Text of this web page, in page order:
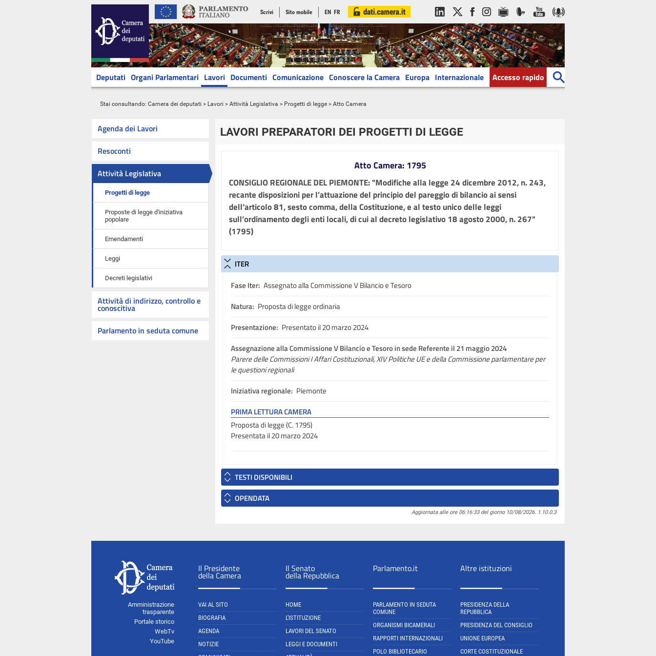
Scrivi Sito mobile EN FR
Deputati Organi Parlamentari Lavori Documenti Comunicazione Conoscere la Camera Europa Internazionale Accesso rapido
Stai consultando: Camera dei deputati > Lavori > Attività Legislativa > Progetti di legge > Atto Camera
Agenda dei Lavori
Resoconti
Attività Legislativa
Progetti di legge
Proposte di legge d'iniziativa
popolare
Emendamenti
Leggi
Decreti legislativi
Attività di indirizzo, controllo e
conoscitiva
Parlamento in seduta comune
LAVORI PREPARATORI DEI PROGETTI DI LEGGE
Atto Camera: 1795
CONSIGLIO REGIONALE DEL PIEMONTE: "Modifiche alla legge 24 dicembre 2012, n. 243,
recante disposizioni per l’attuazione del principio del pareggio di bilancio ai sensi
dell’articolo 81, sesto comma, della Costituzione, e al testo unico delle leggi
sull’ordinamento degli enti locali, di cui al decreto legislativo 18 agosto 2000, n. 267"
(1795)
ITER
Fase Iter: Assegnato alla Commissione V Bilancio e Tesoro
Natura: Proposta di legge ordinaria
Presentazione: Presentato il 20 marzo 2024
Assegnazionealla Commissione V Bilancio e Tesoro in sede Referente il 21 maggio 2024
Parere delle Commissioni I Affari Costituzionali, XIV Politiche UE e della Commissione parlamentare per
le questioni regionali
Iniziativa regionale: Piemonte
PRIMA LETTURA CAMERA
Proposta di legge (C. 1795)
Presentata il 20 marzo 2024
TESTI DISPONIBILI
OPENDATA
Aggiornata alle ore 06:16:33 del giorno 10/08/2026. 1.10.0.3
Amministrazione
trasparente
Portale storico
WebTv
YouTube
Il Presidente
della Camera
VAI AL SITO
BIOGRAFIA
AGENDA
NOTIZIE
Il Senato
della Repubblica
HOME
L'ISTITUZIONE
LAVORI DEL SENATO
LEGGI E DOCUMENTI
Parlamento.it
PARLAMENTO IN SEDUTA
COMUNE
ORGANISMI BICAMERALI
RAPPORTI INTERNAZIONALI
POLO BIBLIOTECARIO
Altre istituzioni
PRESIDENZA DELLA
REPUBBLICA
PRESIDENZA DEL CONSIGLIO
UNIONE EUROPEA
CORTE COSTITUZIONALE